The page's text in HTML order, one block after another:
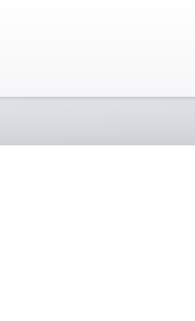
אחסון וידאו